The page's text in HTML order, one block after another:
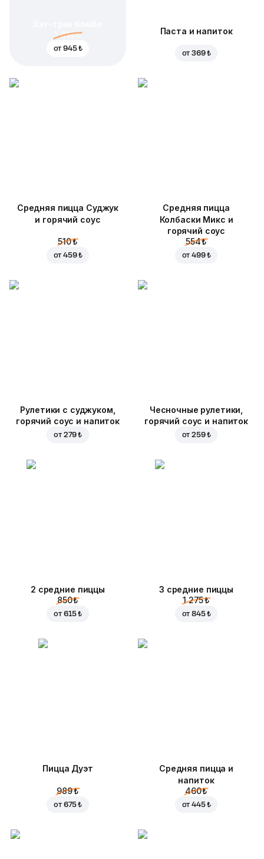
1 414 ₺
от945 ₺
Паста и напиток
от369 ₺
Средняя пицца Суджук
и горячий соус
510 ₺
от459 ₺
Средняя пицца
Колбаски Микс и
горячий соус
554 ₺
от499 ₺
Рулетики с суджуком,
горячий соус и напиток
от 279 ₺
Чесночные рулетики,
горячий соус и напиток
от259 ₺
2 средние пиццы
850 ₺
от 615 ₺
3 средние пиццы
1 275 ₺
от845 ₺
Пицца Дуэт
989 ₺
от 675 ₺
Средняя пицца и
напиток
460 ₺
от445 ₺